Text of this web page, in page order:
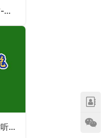
《听一听 动一动》音频教材-改善听动统合能力
《听一听 说一说》训练儿童听动统合能力 上课专心听讲